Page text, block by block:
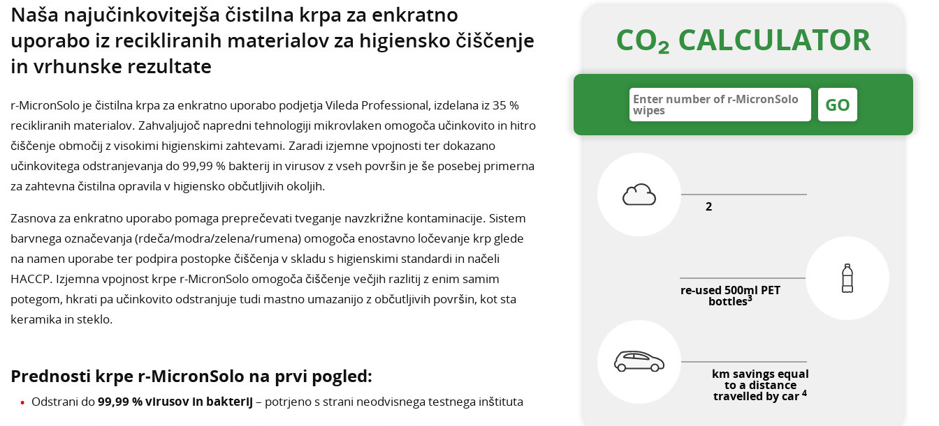
Naša najučinkovitejša čistilna krpa za enkratno
uporabo iz recikliranih materialov za higiensko čiščenje
in vrhunske rezultate
r-MicronSolo je čistilna krpa za enkratno uporabo podjetja Vileda Professional, izdelana iz 35 %
recikliranih materialov. Zahvaljujoč napredni tehnologiji mikrovlaken omogoča učinkovito in hitro
čiščenje območij z visokimi higienskimi zahtevami. Zaradi izjemne vpojnosti ter dokazano
učinkovitega odstranjevanja do 99,99 % bakterij in virusov z vseh površin je še posebej primerna
za zahtevna čistilna opravila v higiensko občutljivih okoljih.
Zasnova za enkratno uporabo pomaga preprečevati tveganje navzkrižne kontaminacije. Sistem
barvnega označevanja (rdeča/modra/zelena/rumena) omogoča enostavno ločevanje krp glede
na namen uporabe ter podpira postopke čiščenja v skladu s higienskimi standardi in načeli
HACCP. Izjemna vpojnost krpe r-MicronSolo omogoča čiščenje večjih razlitij z enim samim
potegom, hkrati pa učinkovito odstranjuje tudi mastno umazanijo z občutljivih površin, kot sta
keramika in steklo.
Prednosti krpe r-MicronSolo na prvi pogled:
Odstrani do99,99 % virusov in bakterij – potrjeno s strani neodvisnega testnega inštituta
CO₂ CALCULATOR
GO
2
re-used 500ml PET
bottles3
km savings equal
to a distance
travelled by car 4